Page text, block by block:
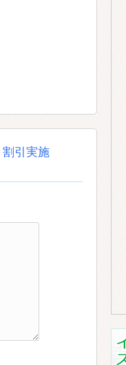
引実施